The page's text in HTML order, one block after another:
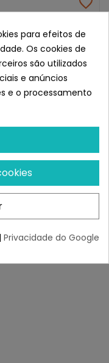
NATURAL GREATNESS
Greatness Diet
Control De Peso
ESGOTADO
3,47 €
3,12 € -10%
para efeitos de
Os cookies de
são utilizados
e anúncios
e o processamento
| Privacidade do Google